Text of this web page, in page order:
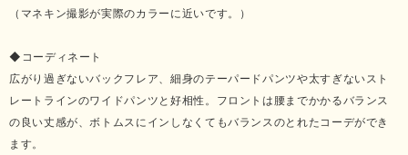
（マネキン撮影が実際のカラーに近いです。）
◆コーディネート
広がり過ぎないバックフレア、細身のテーパードパンツや太すぎないスト
レートラインのワイドパンツと好相性。フロントは腰までかかるバランス
の良い丈感が、ボトムスにインしなくてもバランスのとれたコーデができ
ます。